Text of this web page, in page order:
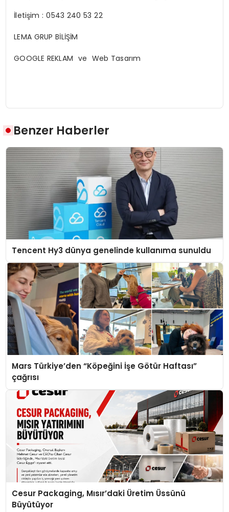
İletişim : 0543 240 53 22
LEMA GRUP BİLİŞİM
GOOGLE REKLAM ve Web Tasarım
Benzer Haberler
Tencent Hy3 dünya genelinde kullanıma sunuldu
Mars Türkiye’den “Köpeğini İşe Götür Haftası”
çağrısı
Cesur Packaging, Mısır’daki Üretim Üssünü
Büyütüyor